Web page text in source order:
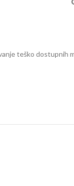
teško